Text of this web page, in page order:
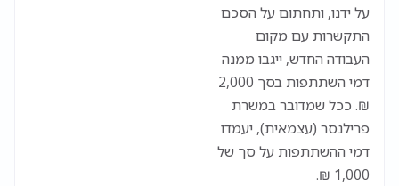
על ידנו, ותחתום על הסכם
התקשרות עם מקום
העבודה החדש, ייגבו ממנה
דמי השתתפות בסך 2,000
₪. ככל שמדובר במשרת
פרילנסר (עצמאית), יעמדו
דמי ההשתתפות על סך של
1,000 ₪.